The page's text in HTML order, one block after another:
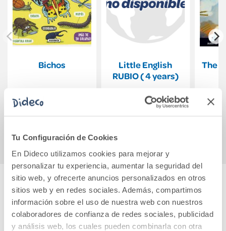
Tu Configuración de Cookies
En Dideco utilizamos cookies para mejorar y
personalizar tu experiencia, aumentar la seguridad del
sitio web, y ofrecerte anuncios personalizados en otros
sitios web y en redes sociales. Además, compartimos
información sobre el uso de nuestra web con nuestros
colaboradores de confianza de redes sociales, publicidad
y análisis web, los cuales pueden combinarla con otra
Bichos
12,95€
Little English
RUBIO ( 4 years)
5,90€
The
Cuéntanos tu opinión
¡Sé el primero en valorar este producto!